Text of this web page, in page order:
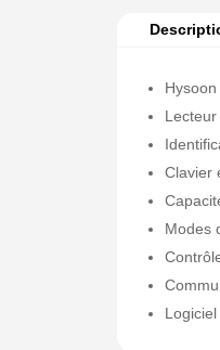
Hysoon
Clavier
Modes